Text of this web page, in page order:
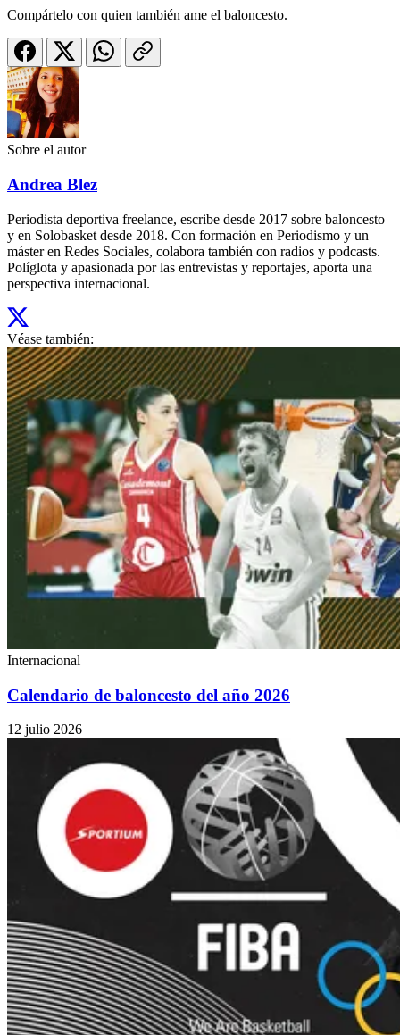
Compártelo con quien también ame el baloncesto.
Sobre el autor
Andrea Blez
Periodista deportiva freelance, escribe desde 2017 sobre baloncesto
y en Solobasket desde 2018. Con formación en Periodismo y un
máster en Redes Sociales, colabora también con radios y podcasts.
Políglota y apasionada por las entrevistas y reportajes, aporta una
perspectiva internacional.
Véase también:
Internacional
Calendario de baloncesto del año 2026
12 julio 2026